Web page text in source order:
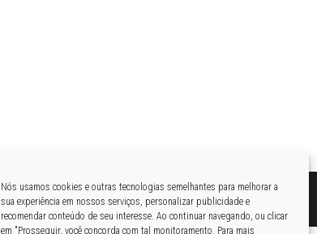
Nós usamos cookies e outras tecnologias semelhantes para melhorar a
sua experiência em nossos serviços, personalizar publicidade e
recomendar conteúdo de seu interesse. Ao continuar navegando, ou clicar
em "Prosseguir, você concorda com tal monitoramento. Para mais